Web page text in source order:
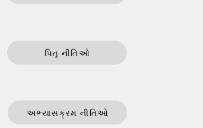
પિતૃ નીતિઓ
અભ્યાસક્રમ નીતિઓ